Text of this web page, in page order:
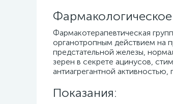
Фармакотерапевтическая
органотропным действием на
предстательной железы,
зерен в секрете ацинусов,
антиагрегантной
Показания: